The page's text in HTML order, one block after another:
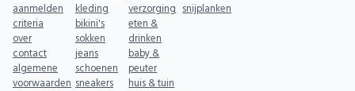
aanmelden
criteria
over
contact
algemene
voorwaarden
kleding
bikini's
sokken
jeans
schoenen
sneakers
verzorging
eten &
drinken
baby &
peuter
huis & tuin
snijplanken